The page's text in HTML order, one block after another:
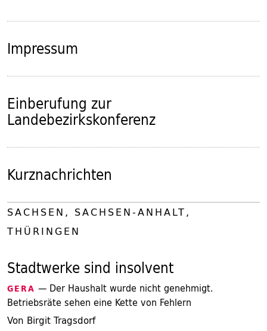
Impressum
Einberufung zur
Landebezirkskonferenz
Kurznachrichten
SACHSEN, SACHSEN-ANHALT,
THÜRINGEN
Stadtwerke sind insolvent
GERA — Der Haushalt wurde nicht genehmigt.
Betriebsräte sehen eine Kette von Fehlern
Von Birgit Tragsdorf